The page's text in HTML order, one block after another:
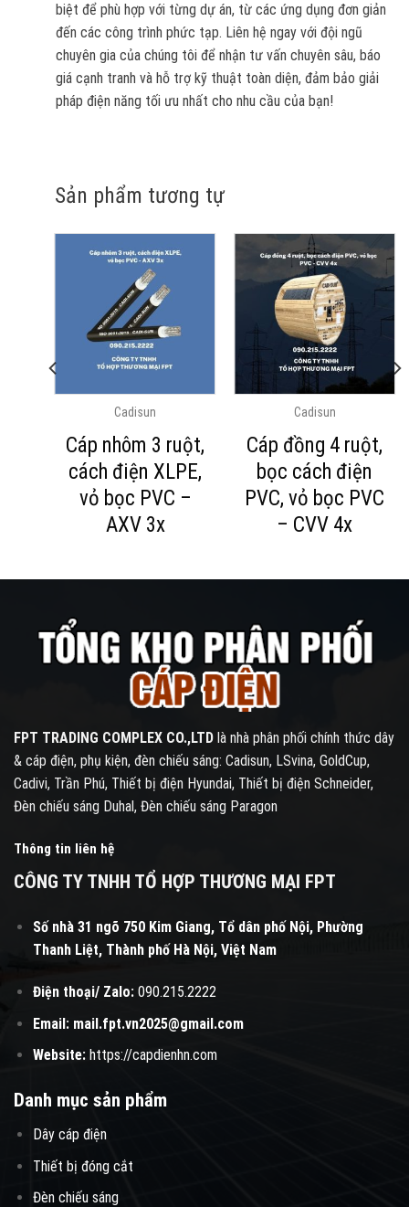
biệt để phù hợp với từng dự án, từ các ứng dụng đơn giản
đến các công trình phức tạp. Liên hệ ngay với đội ngũ
chuyên gia của chúng tôi để nhận tư vấn chuyên sâu, báo
giá cạnh tranh và hỗ trợ kỹ thuật toàn diện, đảm bảo giải
pháp điện năng tối ưu nhất cho nhu cầu của bạn!
Sản phẩm tương tự
Cadisun
Cáp nhôm 3 ruột,
cách điện XLPE,
vỏ bọc PVC –
AXV 3x
Cadisun
Cáp đồng 4 ruột,
bọc cách điện
PVC, vỏ bọc PVC
– CVV 4x
FPT TRADING COMPLEX CO.,LTD là nhà phân phối chính thức dây
& cáp điện, phụ kiện, đèn chiếu sáng: Cadisun, LSvina, GoldCup,
Cadivi, Trần Phú, Thiết bị điện Hyundai, Thiết bị điện Schneider,
Đèn chiếu sáng Duhal, Đèn chiếu sáng Paragon
Thông tin liên hệ
CÔNG TY TNHH TỔ HỢP THƯƠNG MẠI FPT
Số nhà 31 ngõ 750 Kim Giang, Tổ dân phố Nội, Phường
Thanh Liệt, Thành phố Hà Nội, Việt Nam
Điện thoại/ Zalo:090.215.2222
Email: mail.fpt.vn2025@gmail.com
Website: https://capdienhn.com
Danh mục sản phẩm
Dây cáp điện
Thiết bị đóng cắt
Đèn chiếu sáng